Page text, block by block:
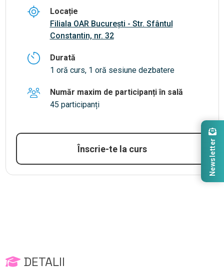
Locație
Filiala OAR București - Str. Sfântul
Constantin, nr. 32
Durată
1 oră curs, 1 oră sesiune dezbatere
Număr maxim de participanți în sală
45 participanți
Înscrie-te la curs
DETALII
Newsletter